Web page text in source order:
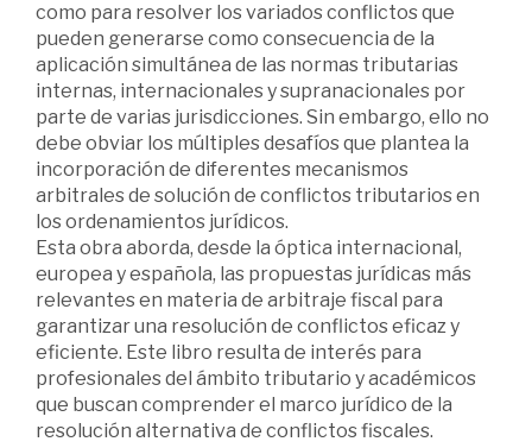
como para resolver los variados conflictos que
pueden generarse como consecuencia de la
aplicación simultánea de las normas tributarias
internas, internacionales y supranacionales por
parte de varias jurisdicciones. Sin embargo, ello no
debe obviar los múltiples desafíos que plantea la
incorporación de diferentes mecanismos
arbitrales de solución de conflictos tributarios en
los ordenamientos jurídicos.
Esta obra aborda, desde la óptica internacional,
europea y española, las propuestas jurídicas más
relevantes en materia de arbitraje fiscal para
garantizar una resolución de conflictos eficaz y
eficiente. Este libro resulta de interés para
profesionales del ámbito tributario y académicos
que buscan comprender el marco jurídico de la
resolución alternativa de conflictos fiscales.